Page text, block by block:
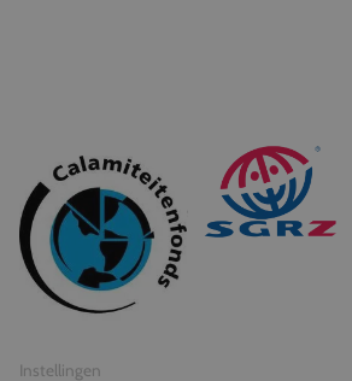
© 2026 Travel Inventive
Algemene voorwaarden
Privacy statement
Instellingen